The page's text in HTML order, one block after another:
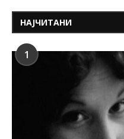
НАЈЧИТАНИ
1